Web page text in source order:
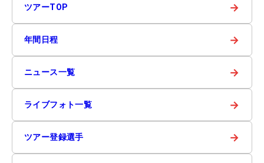
ツアーTOP →
年間日程 →
ニュース一覧 →
ライブフォト一覧 →
ツアー登録選手 →